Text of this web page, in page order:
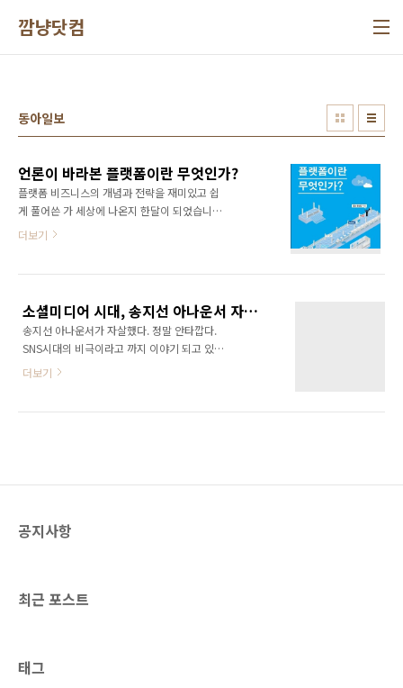
깜냥닷컴
동아일보
언론이 바라본 플랫폼이란 무엇인가?
플랫폼 비즈니스의 개념과 전략을 재미있고 쉽
게 풀어쓴 가 세상에 나온지 한달이 되었습니다.
많은 언론과 블로거들이 책을 보고 서평을 작성
다. 블로거보다도 훨씬 더 자세히 소개해주셨는
데요, 소셜 플랫폼에 많은 관심을 보이셨습니다.
허미혜 기자님 진심으로 감사드립니다. ^^ 동아
일보: [서평] 플랫폼에 발을 내딛다, 윤상진의 ‘플
플랫폼 비즈니스에 대해 관심을 보였습니다. 기
더보기
소셜미디어 시대, 송지선 아나운서 자살은 우리 모두의 책임.. ㅠㅠ
송지선 아나운서가 자살했다. 정말 안타깝다.
SNS시대의 비극이라고 까지 이야기 되고 있어
더욱 안타깝다. (관련 뉴스:
해 온다. 언제까지 남의 신상털기를 하고 있을 것
더보기
공지사항
최근 포스트
태그